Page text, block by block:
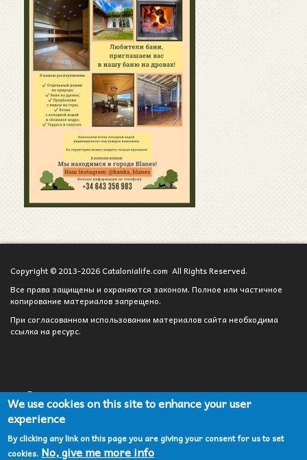
Copyright © 2013-2026 Catalonialife.com All Rights Reserved.
Все права защищены и охраняются законом. Полное или частичное
копирование материалов запрещено.
При согласованном использовании материалов сайта необходима
ссылка на ресурс.
Вход для администратора
Сотрудничество
Карта сайта
We use cookies on this site to enhance your user
experience
By clicking any link on this page you are giving your consent for us to set
cookies. No, give me more info